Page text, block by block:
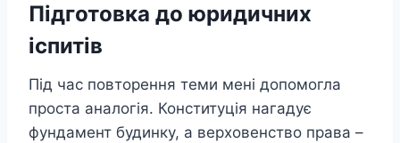
Підготовка до юридичних
іспитів
Під час повторення теми мені допомогла
проста аналогія. Конституція нагадує
фундамент будинку, а верховенство права –